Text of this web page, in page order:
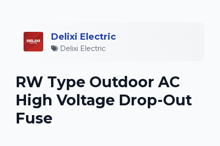
Delixi Electric
Delixi Electric
RW Type Outdoor AC
High Voltage Drop-Out
Fuse